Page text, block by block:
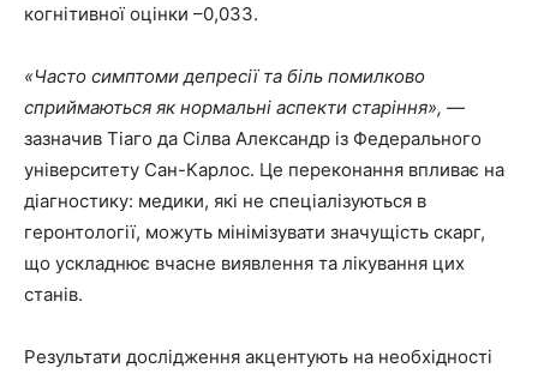
когнітивної оцінки –0,033.
«Часто симптоми депресії та біль помилково
сприймаються як нормальні аспекти старіння», —
зазначив Тіаго да Сілва Александр із Федерального
університету Сан-Карлос. Це переконання впливає на
діагностику: медики, які не спеціалізуються в
геронтології, можуть мінімізувати значущість скарг,
що ускладнює вчасне виявлення та лікування цих
станів.
Результати дослідження акцентують на необхідності